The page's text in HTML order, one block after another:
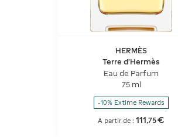
HERMÈS
Terre d'Hermès
Eau de Parfum
75 ml
-10% Extime Rewards
A partir de : 111,75€